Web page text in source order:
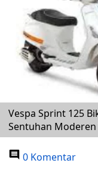
Vespa Sprint 125
Sentuhan Moderen
0 Komentar